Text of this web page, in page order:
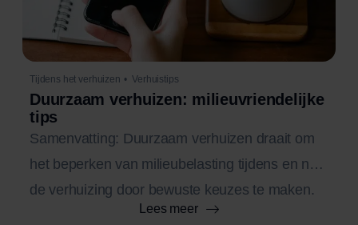
Tijdens het verhuizen • Verhuistips
Duurzaam verhuizen: milieuvriendelijke
tips
Samenvatting: Duurzaam verhuizen draait om
het beperken van milieubelasting tijdens en na
de verhuizing door bewuste keuzes te maken.
Dit kan onder meer door minder spullen te
Lees meer